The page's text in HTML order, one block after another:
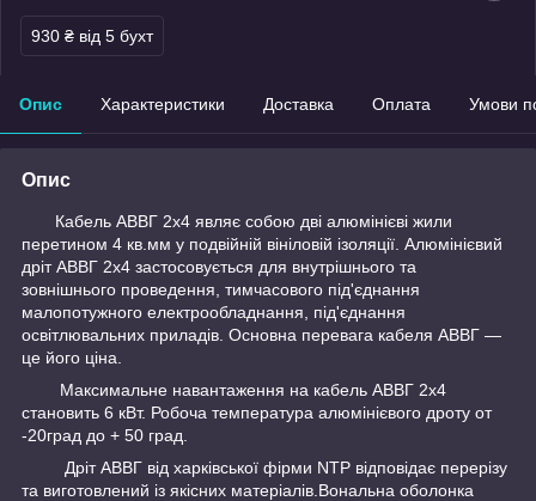
930 ₴ від 5 бухт
Опис Характеристики Доставка Оплата Умови
Опис
Кабель АВВГ 2х4 являє собою дві алюмінієві жили
перетином 4 кв.мм у подвійній вініловій ізоляції. Алюмінієвий
дріт АВВГ 2х4 застосовується для внутрішнього та
зовнішнього проведення, тимчасового під'єднання
малопотужного електрообладнання, під'єднання
освітлювальних приладів. Основна перевага кабеля АВВГ —
це його ціна.
Максимальне навантаження на кабель АВВГ 2х4
становить 6 кВт. Робоча температура алюмінієвого дроту от
-20град до + 50 град.
Дріт АВВГ від харківської фірми NTP відповідає перерізу
та виготовлений із якісних матеріалів.Вональна оболонка